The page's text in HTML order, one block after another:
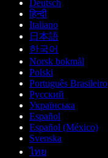
Deutsch
हिन्दी
Italiano
日本語
한국어
Norsk bokmål
Polski
Português Brasileiro
Русский
Українська
Español
Español (México)
Svenska
ไทย